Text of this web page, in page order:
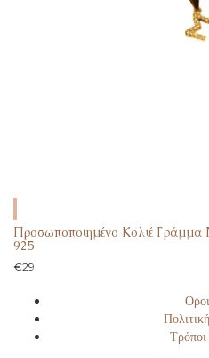
Προσωποποιημένο Κολιέ Γράμμα
925
€29